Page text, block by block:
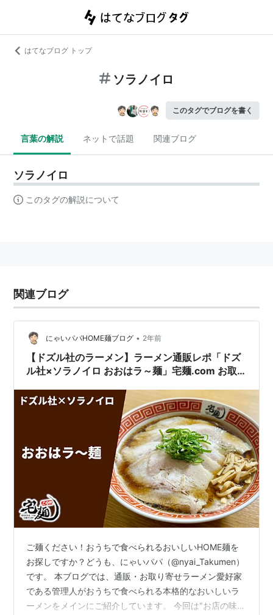
はてなブログ トップ
ソラノイロ
このタグでブログを書く
言葉の解説 ネットで話題 関連ブログ
ソラノイロ
このタグの解説について
関連ブログ
にゃいパパHOME麺ブログ • 2年前
【ドズル社のラーメン】ラーメン通販レポ「ドズ
ル社×ソラノイロ おおはラ～麺」宅麺.com お取
ご麺ください！おうちで食べられるおいしいHOME麺を
お探しですか？どうも、にゃいパパ（@nyai_Takumen）
です。 本ブログでは、通販・お取り寄せラーメン愛好家
である管理人がおうちで食べられる本格的なおいしいラ
ーメンをメインにご紹介しています。 今回は"お店の味を